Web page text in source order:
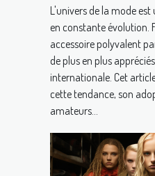
L'univers de la mode
en constante évolution.
accessoire polyvalent
de plus en plus
internationale. Cet
cette tendance, son
amateurs...